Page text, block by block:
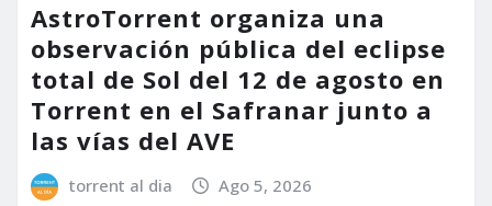
AstroTorrent organiza una
observación pública del eclipse
total de Sol del 12 de agosto en
Torrent en el Safranar junto a
las vías del AVE
torrent al dia Ago 5, 2026